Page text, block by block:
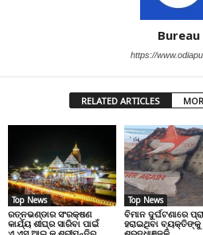
Bureau
https://
RELATED ARTICLES
Top News
ରତ୍ନଭଣ୍ଡାର ସଂରକ୍ଷଣ
କାର୍ଯ୍ୟ ଶୀଘ୍ର ସାରିବା ପାଇଁ
Top News
ବିମାନ ଦୁର୍ଘଟଣାରେ
ହରାଇଥିବା ବ୍ୟକ୍ତିଙ୍କୁ